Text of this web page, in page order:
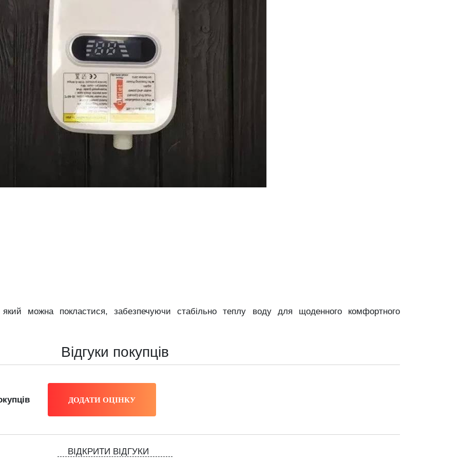
можна покластися, забезпечуючи стабільно теплу воду для щоденного комфортного
Відгуки покупців
ВІДКРИТИ ВІДГУКИ